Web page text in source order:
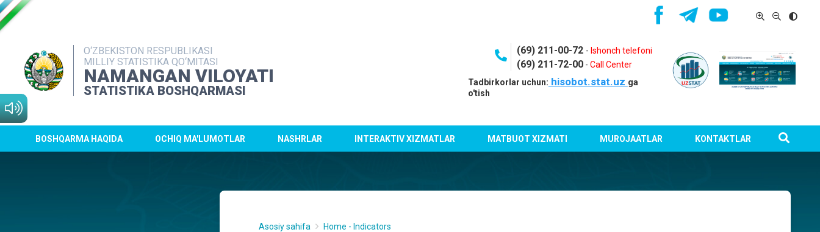
O‘ZBEKISTON RESPUBLIKASI
MILLIY STATISTIKA QO‘MITASI
NAMANGAN VILOYATI
STATISTIKA BOSHQARMASI
(69) 211-00-72 - Ishonch telefoni
(69) 211-72-00- Call Center
Tadbirkorlar uchun: hisobot.stat.uz ga
o'tish
BOSHQARMA HAQIDA OCHIQ MA'LUMOTLAR NASHRLAR INTERAKTIV XIZMATLAR MATBUOT XIZMATI MUROJAATLAR KONTAKTLAR
Asosiy sahifa Home - Indicators